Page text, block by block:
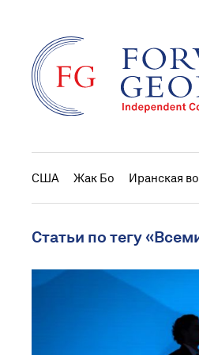
США Жак Бо Иранская
Статьи по тегу